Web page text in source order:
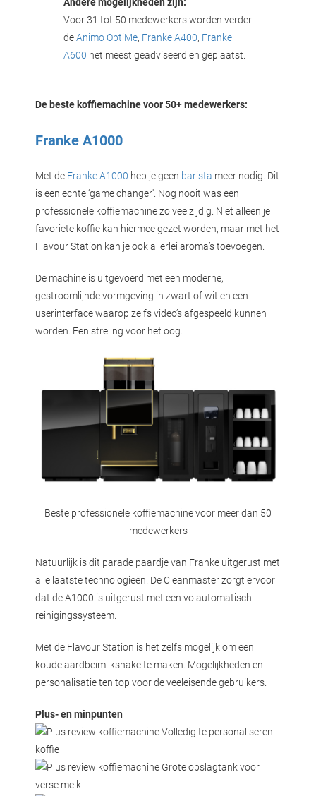
Voor 31 tot 50 medewerkers worden verder
deAnimo OptiMe, Franke A400, Franke
A600 het meest geadviseerd en geplaatst.
De beste koffiemachine voor 50+ medewerkers:
Franke A1000
Met de Franke A1000 heb je geen barista meer nodig. Dit
is een echte ‘game changer'. Nog nooit was een
professionele koffiemachine zo veelzijdig. Niet alleen je
favoriete koffie kan hiermee gezet worden, maar met het
Flavour Station kan je ook allerlei aroma’s toevoegen.
De machine is uitgevoerd met een moderne,
gestroomlijnde vormgeving in zwart of wit en een
userinterface waarop zelfs video’s afgespeeld kunnen
worden. Een streling voor het oog.
Beste professionele koffiemachine voor meer dan 50
medewerkers
Natuurlijk is dit parade paardje van Franke uitgerust met
alle laatste technologieën. De Cleanmaster zorgt ervoor
dat de A1000 is uitgerust met een volautomatisch
reinigingssysteem.
Met de Flavour Station is het zelfs mogelijk om een
koude aardbeimilkshake te maken. Mogelijkheden en
personalisatie ten top voor de veeleisende gebruikers.
Plus- en minpunten
Volledig te personaliseren
koffie
Grote opslagtank voor
verse melk